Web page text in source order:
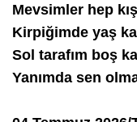
Mevsimler hep
Kirpiğimde yaş
Sol tarafım boş
Yanımda sen